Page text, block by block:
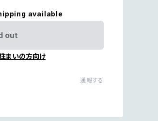
available
out
まいの方向け
通報する